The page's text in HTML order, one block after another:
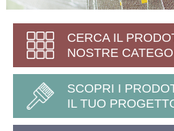
CERCA IL
NOSTRE
SCOPRI I
IL TUO